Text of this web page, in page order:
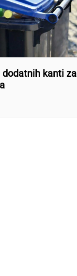
dodatnih kanti za